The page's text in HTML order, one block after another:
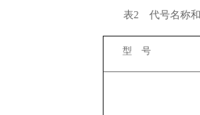
表2 代号名称
型 号